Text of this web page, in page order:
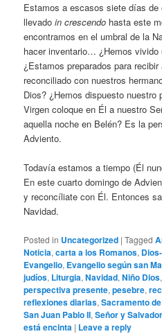
Estamos a escasos siete días
llevadoin crescendo hasta este
encontramos en el umbral de la
hacer inventario… ¿Hemos vivido
¿Estamos preparados para
reconciliado con nuestros
Dios? ¿Hemos dispuesto nuestro
Virgen coloque en Él a nuestro
aquella noche en Belén? Es la
Adviento.
Todavía estamos a tiempo (Él
En este cuarto domingo de
y reconcíliate con Él. Entonces
Navidad.
Posted in Uncategorized |Tagged
Noticia,carta a los Romanos,
Evangelio, Evangelio según san
judíos, Liturgia,Navidad,Niño Dios
perspectiva presente,pesebre,
reflexiones diarias,Sacramento
San Juan Pablo II,Señor y Salvador
está encinta | Leave a reply